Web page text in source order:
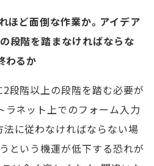
ほど面倒な作業か。アイデア
段階を踏まなければならな
わるか
段階以上の段階を踏む必要が
ラネット上でのフォーム入力
に従わなければならない場
という機運が低下する恐れが